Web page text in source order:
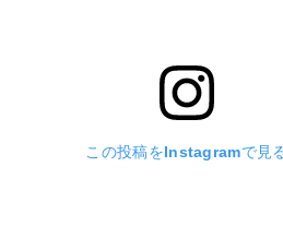
この投稿をInstagramで見